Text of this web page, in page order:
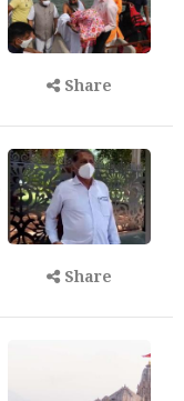
Share
Share